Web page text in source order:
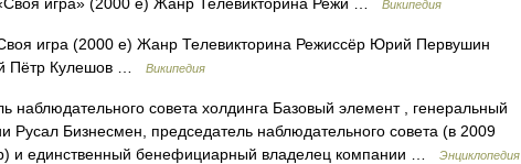
Википедия
игра (2000 е) Жанр Телевикторина Режиссёр Юрий Первушин
Пётр Кулешов …
Википедия
наблюдательного совета холдинга Базовый элемент , генеральный
Русал Бизнесмен, председатель наблюдательного совета (в 2009
и единственный бенефициарный владелец компании …
Энциклопедия